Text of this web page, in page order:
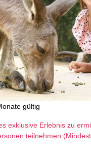
gültig
exklusive Erlebnis zu
teilnehmen